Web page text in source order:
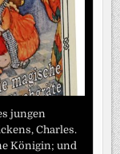
jungen
Charles.
Königin; und